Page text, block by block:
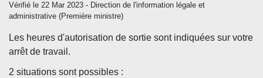
Vérifié le 22 Mar 2023 - Direction de l'information légale et
administrative (Première ministre)
Les heures d'autorisation de sortie sont indiquées sur votre
arrêt de travail.
2 situations sont possibles :